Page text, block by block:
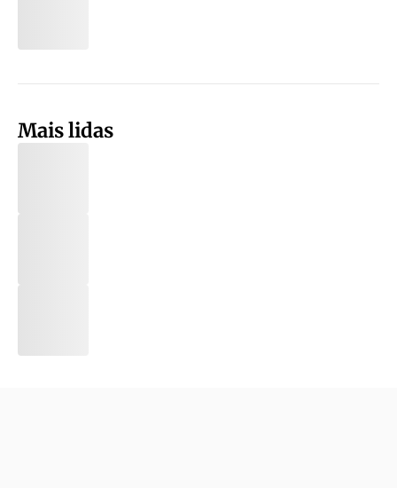
Mais lidas